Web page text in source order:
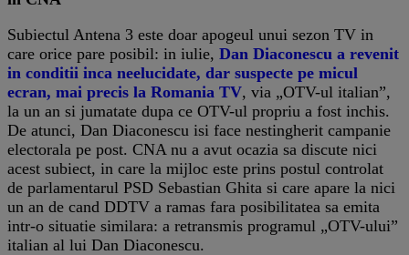
Subiectul Antena 3 este doar apogeul unui sezon TV in
care orice pare posibil: in iulie, Dan Diaconescu a revenit
in conditii inca neelucidate, dar suspecte pe micul
ecran, mai precis la Romania TV, via „OTV-ul italian”,
la un an si jumatate dupa ce OTV-ul propriu a fost inchis.
De atunci, Dan Diaconescu isi face nestingherit campanie
electorala pe post. CNA nu a avut ocazia sa discute nici
acest subiect, in care la mijloc este prins postul controlat
de parlamentarul PSD Sebastian Ghita si care apare la nici
un an de cand DDTV a ramas fara posibilitatea sa emita
intr-o situatie similara: a retransmis programul „OTV-ului”
italian al lui Dan Diaconescu.